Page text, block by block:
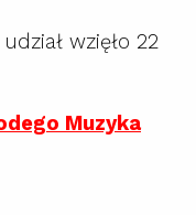
wzięło 22
Muzyka